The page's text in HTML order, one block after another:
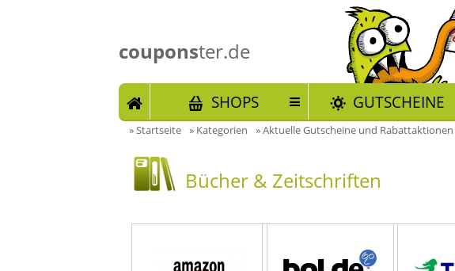
couponster.de
START SHOPS GUTSCHEINE
»Startseite » Kategorien »Aktuelle Gutscheine und
Bücher & Zeitschriften